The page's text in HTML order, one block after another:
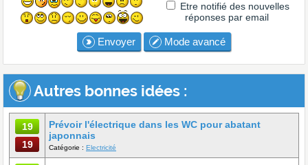
Etre notifié des nouvelles
réponses par email
Envoyer Mode avancé
Autres bonnes idées :
19
19
Prévoir l'électrique dans les WC pour abatant
japonnais
Catégorie : Electricité